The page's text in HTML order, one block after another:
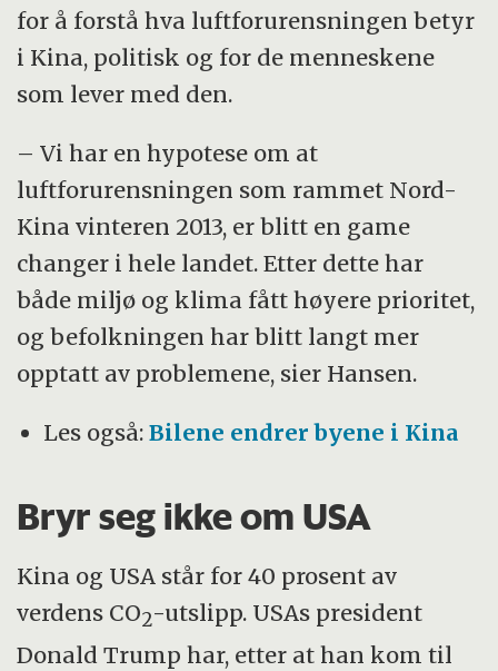
for å forstå hva luftforurensningen betyr
i Kina, politisk og for de menneskene
som lever med den.
– Vi har en hypotese om at
luftforurensningen som rammet Nord-
Kina vinteren 2013, er blitt en game
changer i hele landet. Etter dette har
både miljø og klima fått høyere prioritet,
og befolkningen har blitt langt mer
opptatt av problemene, sier Hansen.
Les også:Bilene endrer byene i Kina
Bryr seg ikke om USA
Kina og USA står for 40 prosent av
verdens CO2-utslipp. USAs president
Donald Trump har, etter at han kom til